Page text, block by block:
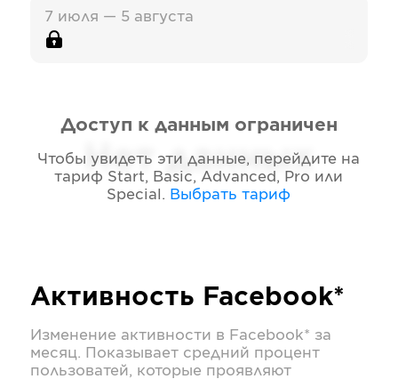
7 июля — 5 августа
Нет данных
Доступ к данным ограничен
Чтобы увидеть эти данные, перейдите на
тариф Start, Basic, Advanced, Pro или
Special . Выбрать тариф
Активность Facebook*
Изменение активности в Facebook* за
месяц. Показывает средний процент
пользоватей, которые проявляют